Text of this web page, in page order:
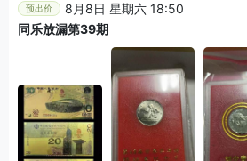
预出价
8月8日 星期六 18:50
同乐放漏第39期